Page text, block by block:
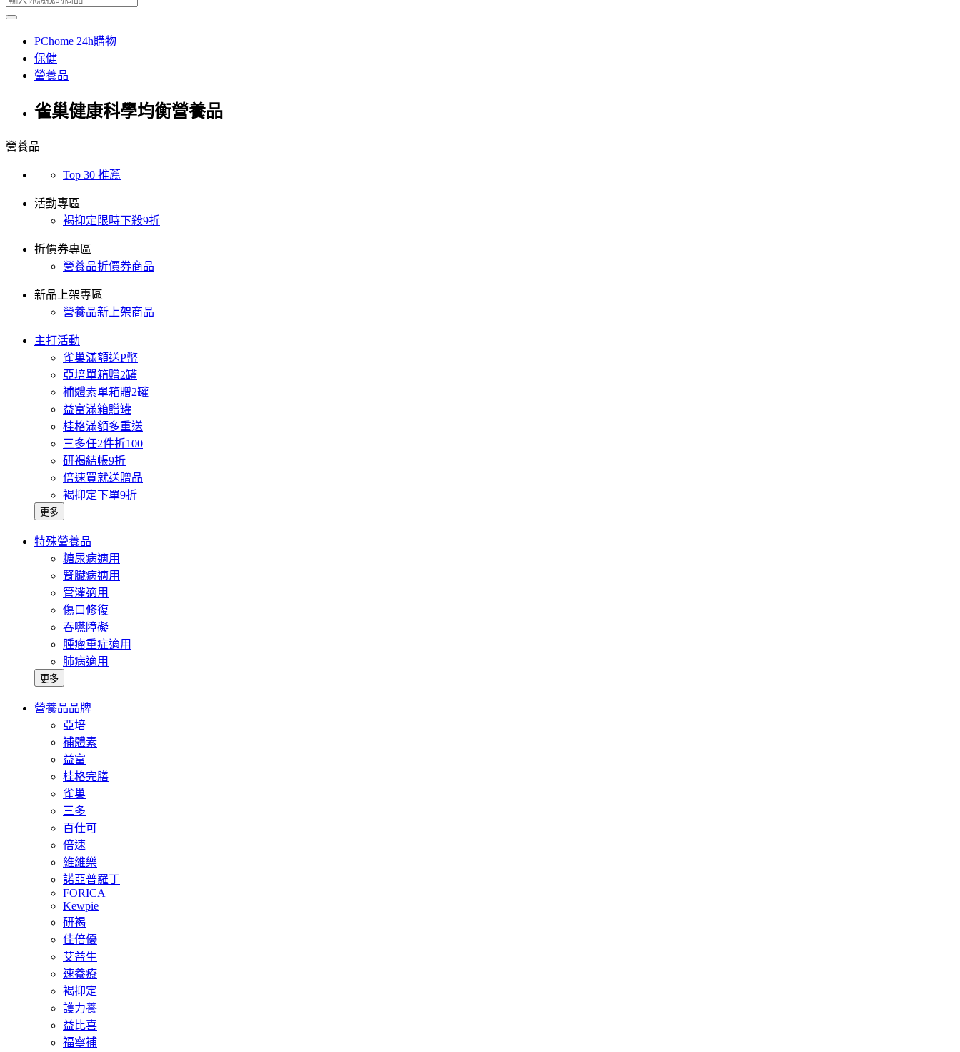
PChome 24h購物
保健
營養品
雀巢健康科學均衡營養品
營養品
Top 30 推薦
活動專區
褐抑定限時下殺9折
折價券專區
營養品折價券商品
新品上架專區
營養品新上架商品
主打活動
雀巢滿額送P幣
亞培單箱贈2罐
補體素單箱贈2罐
益富滿箱贈罐
桂格滿額多重送
三多任2件折100
研褐結帳9折
倍速買就送贈品
褐抑定下單9折
更多
特殊營養品
糖尿病適用
腎臟病適用
管灌適用
傷口修復
吞嚥障礙
腫瘤重症適用
肺病適用
更多
營養品品牌
亞培
補體素
益富
桂格完膳
雀巢
三多
百仕可
倍速
維維樂
諾亞普羅丁
FORICA
Kewpie
研褐
佳倍優
艾益生
速養療
褐抑定
護力養
益比喜
福寧補